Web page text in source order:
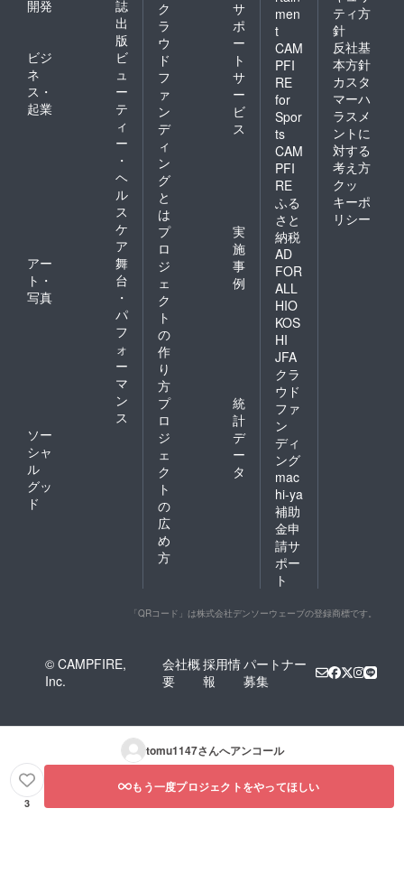
開発
誌
出
版
ビジ
ネ
ス・
起業
ビ
ュ
ー
テ
ィ
ー
・
ヘ
ル
ス
ケ
ア
アー
ト・
写真
舞
台
・
パ
フ
ォ
ー
マ
ン
ス
ソー
シャ
ル
グッ
ド
ク
ラ
ウ
ド
フ
ァ
ン
デ
ィ
ン
グ
と
は
サ
ポ
ー
ト
サ
ー
ビ
ス
プ
ロ
ジ
ェ
ク
ト
の
作
り
方
実
施
事
例
プ
ロ
ジ
ェ
ク
ト
の
広
め
方
統
計
デ
ー
タ
men
t
CAM
PFI
RE
for
Spor
ts
CAM
PFI
RE
ふる
さと
納税
AD
FOR
ALL
HIO
KOS
HI
JFA
クラ
ウド
ファ
ン
ディ
ング
mac
hi-ya
補助
金申
請サ
ポー
ト
ティ方
針
反社基
本方針
カスタ
マーハ
ラスメ
ントに
対する
考え方
クッ
キーポ
リシー
「QRコード」は株式会社デンソーウェーブの登録商標です。
© CAMPFIRE,
Inc.
会社概
要
採用情
報
パートナー
募集
tomu1147さんへアンコール
3
もう一度プロジェクトをやってほしい